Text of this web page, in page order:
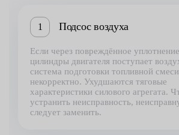
1 Подсос воздуха
Если через повреждённое
цилиндры двигателя поступает
система подготовки топливной
некорректно. Ухудшаются тяговые
характеристики силового агрегата.
устранить неисправность,
следует заменить.